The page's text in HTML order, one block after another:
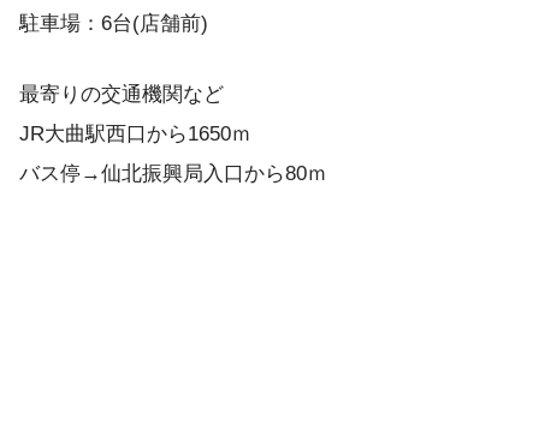
駐車場：6台(店舗前)
最寄りの交通機関など
JR大曲駅西口から1650ｍ
バス停→仙北振興局入口から80ｍ